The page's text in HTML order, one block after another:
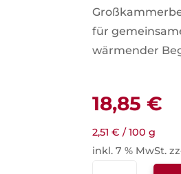
für
wärmender
18,85€
2,51€ /100 g
inkl. 7 % MwSt.